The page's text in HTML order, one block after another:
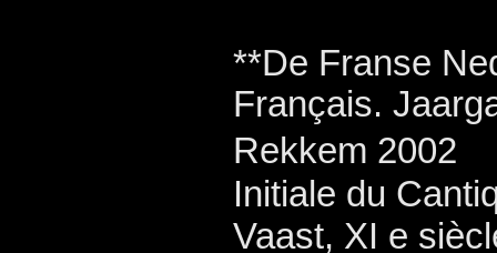
**De Franse
Français.
Rekkem 2002
Initiale du
Vaast, XI e